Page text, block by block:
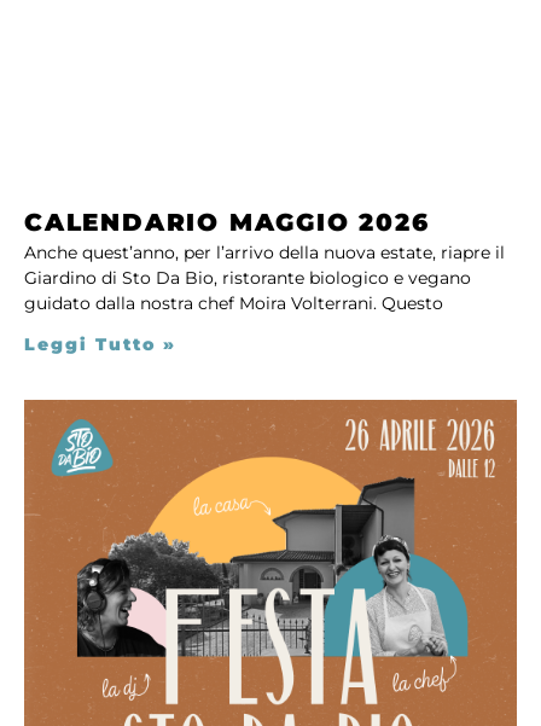
CALENDARIO MAGGIO 2026
Anche quest’anno, per l’arrivo della nuova estate, riapre il
Giardino di Sto Da Bio, ristorante biologico e vegano
guidato dalla nostra chef Moira Volterrani. Questo
Leggi Tutto »